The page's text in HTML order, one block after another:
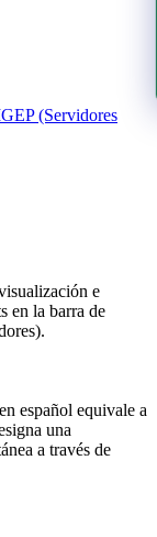
(Servidores
e
en la barra de
español equivale a
una
a través de